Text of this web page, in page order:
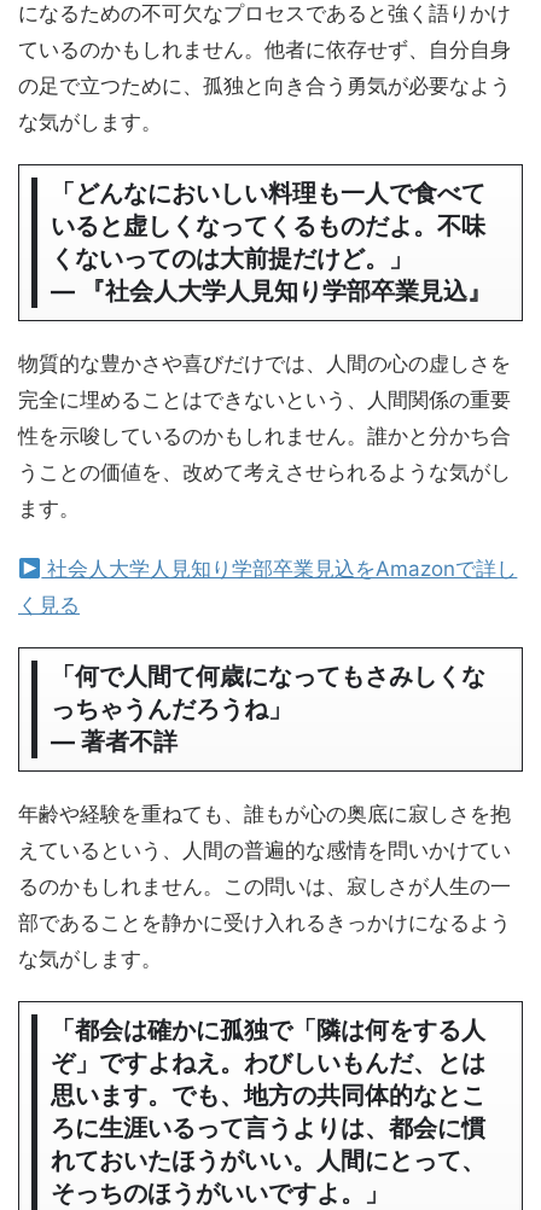
になるための不可欠なプロセスであると強く語りかけ
ているのかもしれません。他者に依存せず、自分自身
の足で立つために、孤独と向き合う勇気が必要なよう
な気がします。
「どんなにおいしい料理も一人で食べて
いると虚しくなってくるものだよ。不味
くないってのは大前提だけど。」
― 『社会人大学人見知り学部卒業見込』
物質的な豊かさや喜びだけでは、人間の心の虚しさを
完全に埋めることはできないという、人間関係の重要
性を示唆しているのかもしれません。誰かと分かち合
うことの価値を、改めて考えさせられるような気がし
ます。
社会人大学人見知り学部卒業見込をAmazonで詳し
く見る
「何で人間て何歳になってもさみしくな
っちゃうんだろうね」
― 著者不詳
年齢や経験を重ねても、誰もが心の奥底に寂しさを抱
えているという、人間の普遍的な感情を問いかけてい
るのかもしれません。この問いは、寂しさが人生の一
部であることを静かに受け入れるきっかけになるよう
な気がします。
「都会は確かに孤独で「隣は何をする人
ぞ」ですよねえ。わびしいもんだ、とは
思います。でも、地方の共同体的なとこ
ろに生涯いるって言うよりは、都会に慣
れておいたほうがいい。人間にとって、
そっちのほうがいいですよ。」